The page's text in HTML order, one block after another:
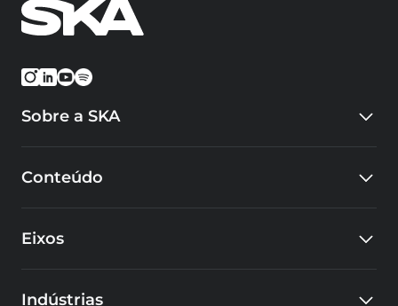
Sobre a SKA
Eventos
Educacional
SKA Tech Hub
Conteúdo
Cases
Eixos
Fábrica Inteligente
Indústrias